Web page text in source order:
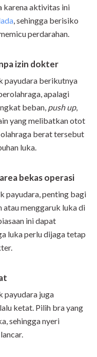
karena aktivitas ini
, sehingga berisiko
perdarahan.
izin dokter
payudara berikutnya
apalagi
beban, push up,
yang melibatkan otot
olahraga berat tersebut
luka.
bekas operasi
payudara, penting bagi
atau menggaruk luka di
ini dapat
luka perlu dijaga tetap
payudara juga
ketat. Pilih bra yang
sehingga nyeri